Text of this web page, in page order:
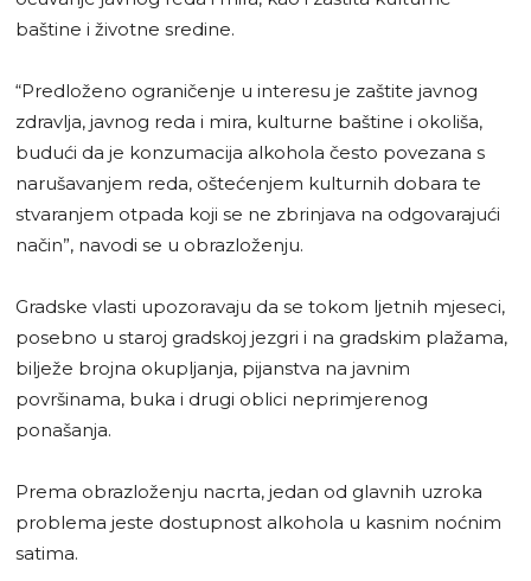
baštine i životne sredine.
“Predloženo ograničenje u interesu je zaštite javnog
zdravlja, javnog reda i mira, kulturne baštine i okoliša,
budući da je konzumacija alkohola često povezana s
narušavanjem reda, oštećenjem kulturnih dobara te
stvaranjem otpada koji se ne zbrinjava na odgovarajući
način”, navodi se u obrazloženju.
Gradske vlasti upozoravaju da se tokom ljetnih mjeseci,
posebno u staroj gradskoj jezgri i na gradskim plažama,
bilježe brojna okupljanja, pijanstva na javnim
površinama, buka i drugi oblici neprimjerenog
ponašanja.
Prema obrazloženju nacrta, jedan od glavnih uzroka
problema jeste dostupnost alkohola u kasnim noćnim
satima.